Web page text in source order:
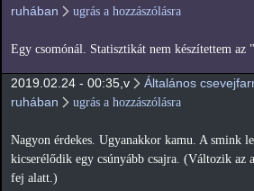
ruhában
ugrás a hozzászólásra
Egy csomónál. Statisztikát nem készítettem az
2019.02.24 - 00:35,v Általános
ruhában
ugrás a hozzászólásra
Nagyon érdekes. Ugyanakkor kamu. A smink
kicserélődik egy csúnyább csajra. (Változik az
fej alatt.)